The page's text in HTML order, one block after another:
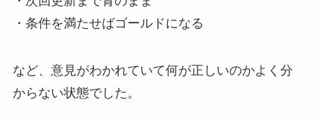
・条件を満たせばゴールドになる
など、意見がわかれていて何が正しいのかよく分
からない状態でした。